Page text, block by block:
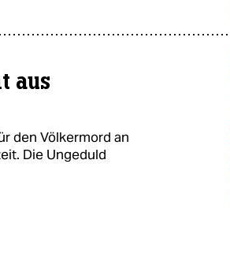
aus
den Völkermord an
Die Ungeduld